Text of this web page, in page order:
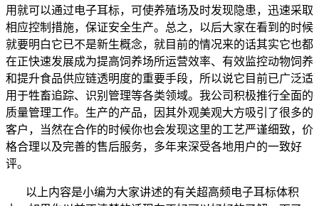
用就可以通过电子耳标，可使养殖场及时发现隐患，迅速采取
相应控制措施，保证安全生产。总之，以后大家在看到的时候
就要明白它已不是新生概念，就目前的情况来的话其实它也都
在正快速发展成为提高饲养场所运营效率、有效监控动物饲养
和提升食品供应链透明度的重要手段，所以说它目前已广泛适
用于牲畜追踪、识别管理等各类领域。我公司积极推行全面的
质量管理工作。生产的产品，因其外观美观大方吸引了很多的
客户，当然在合作的时候你也会发现这里的工艺严谨细致，价
格合理以及完善的售后服务，多年来深受各地用户的一致好
评。
以上内容是小编为大家讲述的有关超高频电子耳标体积